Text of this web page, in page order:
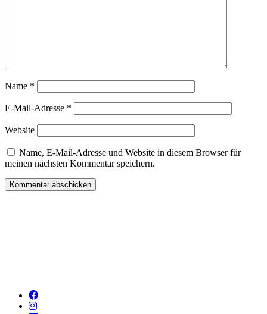
Name *
E-Mail-Adresse *
Website
Name, E-Mail-Adresse und Website in diesem Browser für
meinen nächsten Kommentar speichern.